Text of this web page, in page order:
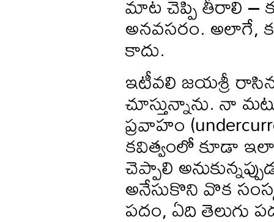
అనవసరం. అలాగే,
కాదు.
ఇటీవలి జయశ్రీ
చూస్తున్నాను. నా
ప్రవాహం
కవిత్వంలో కూడా
చెప్పాలి
అనేసుకొని వొక
పదం, ఏది తెలుగు